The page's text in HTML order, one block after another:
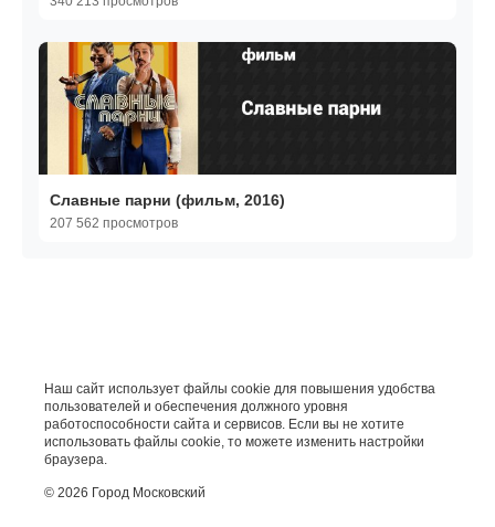
Славные парни (фильм, 2016)
207 562 просмотров
Наш сайт использует файлы cookie для повышения удобства
пользователей и обеспечения должного уровня
работоспособности сайта и сервисов. Если вы не хотите
использовать файлы cookie, то можете изменить настройки
браузера.
© 2026 Город Московский